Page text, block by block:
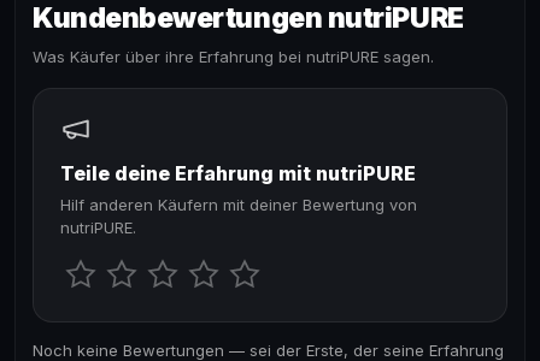
Kundenbewertungen nutriPURE
Was Käufer über ihre Erfahrung bei nutriPURE sagen.
Teile deine Erfahrung mit nutriPURE
Hilf anderen Käufern mit deiner Bewertung von
nutriPURE.
Noch keine Bewertungen — sei der Erste, der seine Erfahrung